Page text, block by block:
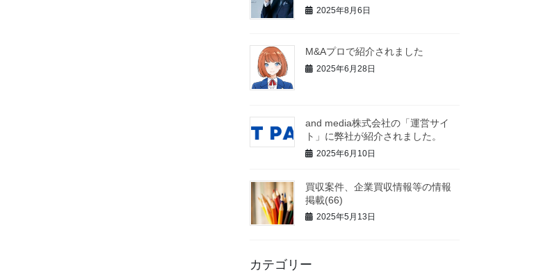
2025年8月6日
M&Aプロで紹介されました
2025年6月28日
and media株式会社の「運営サイ
ト」に弊社が紹介されました。
2025年6月10日
買収案件、企業買収情報等の情報
掲載(66)
2025年5月13日
カテゴリー